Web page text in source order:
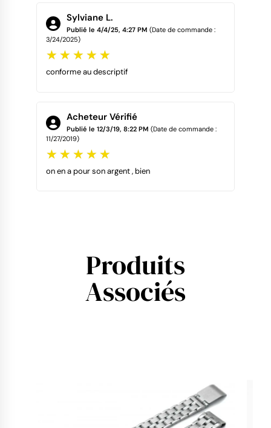
Sylviane L.
Publié le 4/4/25, 4:27 PM (Date de commande :
3/24/2025)
conforme au descriptif
Acheteur Vérifié
Publié le 12/3/19, 8:22 PM (Date de commande :
11/27/2019)
on en a pour son argent , bien
Produits
Associés